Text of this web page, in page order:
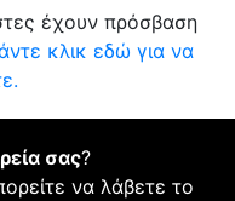
έχουν πρόσβαση
κλικ εδώ για να
σας?
να λάβετε το